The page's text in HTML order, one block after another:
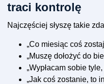
traci kontrolę
Najczęściej słyszę takie
„Co miesiąc coś
„Muszę dołożyć do
„Wypłacam sobie
„Jak coś zostanie, to